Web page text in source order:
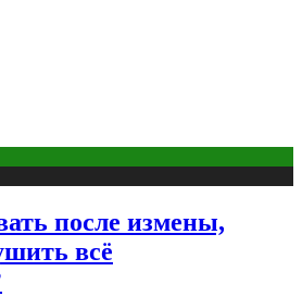
после измены,
всё